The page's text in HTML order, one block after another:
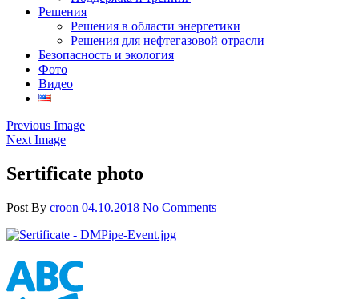
Решения
Решения в области энергетики
Решения для нефтегазовой отрасли
Безопасность и экология
Фото
Видео
Previous Image
Next Image
Sertificate photo
Post By croon 04.10.2018 No Comments